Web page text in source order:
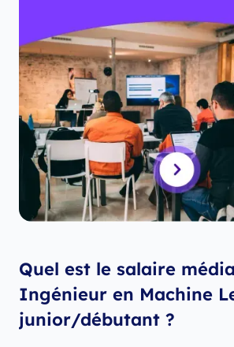
Quel est le salaire
Ingénieur en Machine
junior/débutant ?